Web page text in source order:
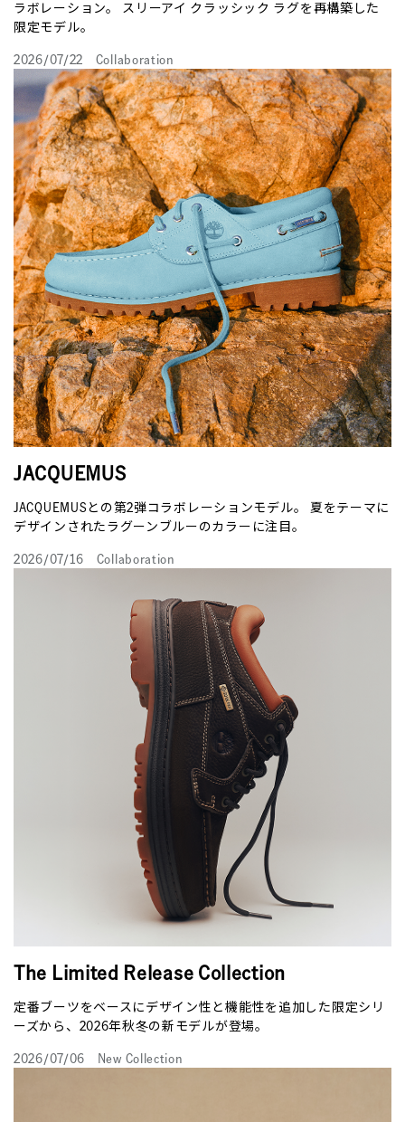
ラボレーション。 スリーアイ クラッシック ラグを再構築した
限定モデル。
2026/07/22
Collaboration
JACQUEMUS
JACQUEMUSとの第2弾コラボレーションモデル。 夏をテーマに
デザインされたラグーンブルーのカラーに注目。
2026/07/16
Collaboration
The Limited Release Collection
定番ブーツをベースにデザイン性と機能性を追加した限定シリ
ーズから、2026年秋冬の新モデルが登場。
2026/07/06
New Collection